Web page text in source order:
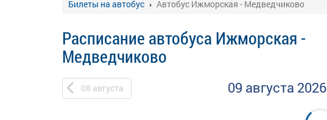
Билеты на автобус Автобус Ижморская - Медведчиково
Расписание автобуса Ижморская -
Медведчиково
08 августа 09 августа 2026